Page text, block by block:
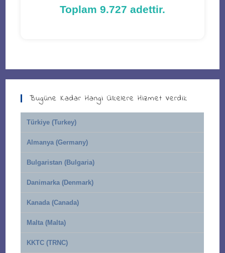
Toplam 9.727 adettir.
Bugüne Kadar Hangi Ülkelere Hizmet Verdik
Türkiye (Turkey)
Almanya (Germany)
Bulgaristan (Bulgaria)
Danimarka (Denmark)
Kanada (Canada)
Malta (Malta)
KKTC (TRNC)